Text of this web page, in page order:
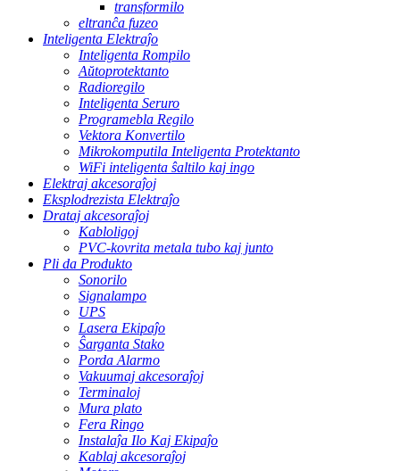
transformilo
eltranĉa fuzeo
Inteligenta Elektraĵo
Inteligenta Rompilo
Aŭtoprotektanto
Radioregilo
Inteligenta Seruro
Programebla Regilo
Vektora Konvertilo
Mikrokomputila Inteligenta Protektanto
WiFi inteligenta ŝaltilo kaj ingo
Elektraj akcesoraĵoj
Eksplodrezista Elektraĵo
Drataj akcesoraĵoj
Kabloligoj
PVC-kovrita metala tubo kaj junto
Pli da Produkto
Sonorilo
Signalampo
UPS
Lasera Ekipaĵo
Ŝarganta Stako
Porda Alarmo
Vakuumaj akcesoraĵoj
Terminaloj
Mura plato
Fera Ringo
Instalaĵa Ilo Kaj Ekipaĵo
Kablaj akcesoraĵoj